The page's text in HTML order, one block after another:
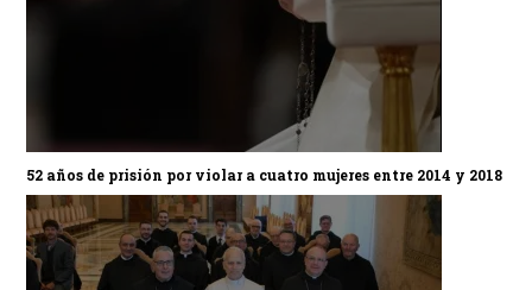
52 años de prisión por violar a cuatro mujeres entre 2014 y 2018